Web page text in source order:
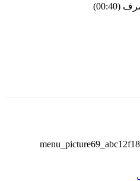
(00:
40
)